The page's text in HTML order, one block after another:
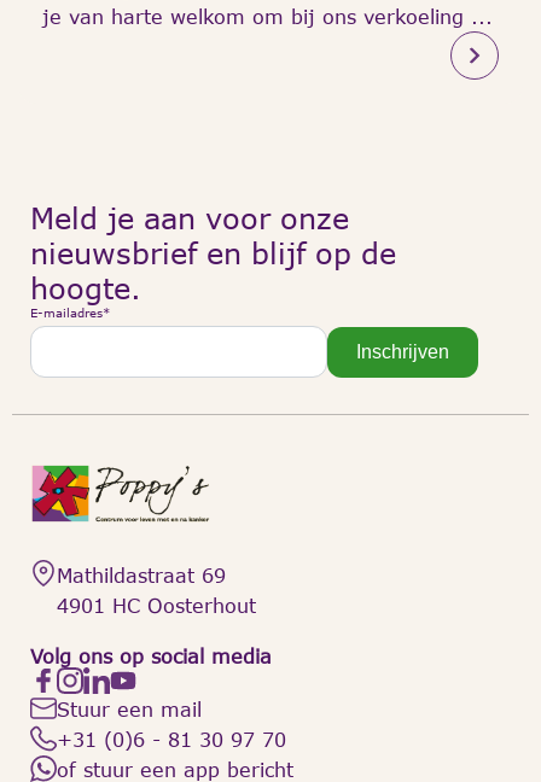
je van harte welkom om bij ons verkoeling ...
Meld je aan voor onze
nieuwsbrief en blijf op de
hoogte.
E-mailadres*
Inschrijven
Mathildastraat 69
4901 HC Oosterhout
Volg ons op social media
Stuur een mail
+31 (0)6 - 81 30 97 70
of stuur een app bericht